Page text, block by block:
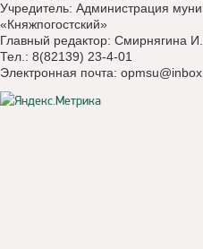
Учредитель: Администрация
«Княжпогостский»
Главный редактор: Смирнягина
Тел.: 8(82139) 23-4-01
Электронная почта: